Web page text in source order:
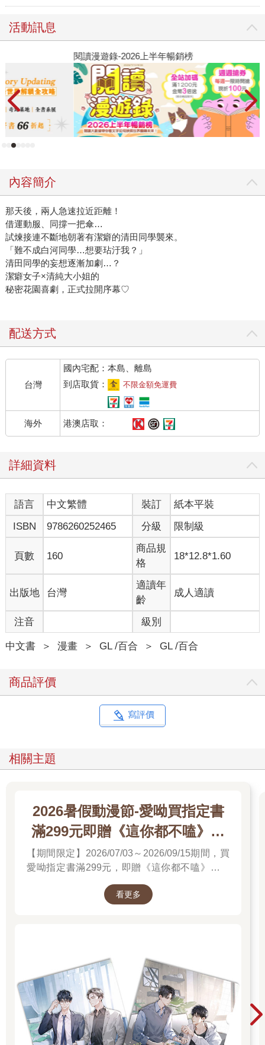
活動訊息
閱讀漫遊錄-2026上半年暢銷榜
內容簡介
那天後，兩人急速拉近距離！
借運動服、同撐一把傘…
試煉接連不斷地朝著有潔癖的清田同學襲來。
「難不成白河同學…想要玷汙我？」
清田同學的妄想逐漸加劇…？
潔癖女子×清純大小姐的
秘密花園喜劇，正式拉開序幕♡
配送方式
台灣
國內宅配：本島、離島
到店取貨：
不限金額免運費
海外 港澳店取：
詳細資料
語言 中文繁體 裝訂
紙本平裝
ISBN
9786260252465 分級 限制級
頁數 160
商品規
格
18*12.8*1.60
出版地 台灣
適讀年
齡
成人適讀
注音 級別
中文書 ＞ 漫畫 ＞ GL /百合 ＞ GL /百合
商品評價
寫評價
相關主題
2026暑假動漫節-愛呦買指定書
滿299元即贈《這你都不嗑》文
件夾
【期間限定】2026/07/03～2026/09/15期間，買
愛呦指定書滿299元，即贈《這你都不嗑》文件
看更多